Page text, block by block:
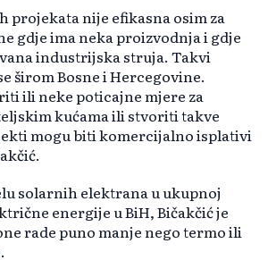
projekata nije efikasna osim za
gdje ima neka proizvodnja i gdje
industrijska struja. Takvi
širom Bosne i Hercegovine.
ili neke poticajne mjere za
kućama ili stvoriti takve
mogu biti komercijalno isplativi
solarnih elektrana u ukupnoj
energije u BiH, Bičakčić je
rade puno manje nego termo ili